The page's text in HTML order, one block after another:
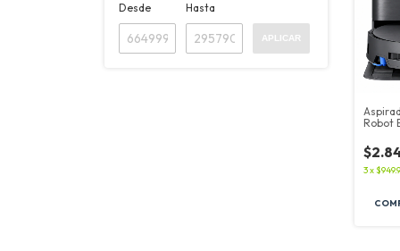
Desde Hasta
APLICAR
Robot
3x